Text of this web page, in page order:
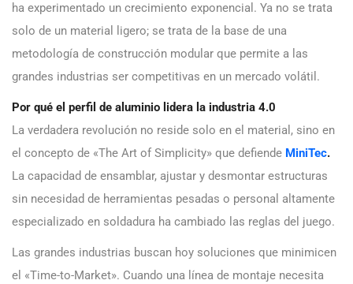
ha experimentado un crecimiento exponencial. Ya no se trata
solo de un material ligero; se trata de la base de una
metodología de construcción modular que permite a las
grandes industrias ser competitivas en un mercado volátil.
Por qué el perfil de aluminio lidera la industria 4.0
La verdadera revolución no reside solo en el material, sino en
el concepto de «The Art of Simplicity» que defiende MiniTec.
La capacidad de ensamblar, ajustar y desmontar estructuras
sin necesidad de herramientas pesadas o personal altamente
especializado en soldadura ha cambiado las reglas del juego.
Las grandes industrias buscan hoy soluciones que minimicen
el «Time-to-Market». Cuando una línea de montaje necesita